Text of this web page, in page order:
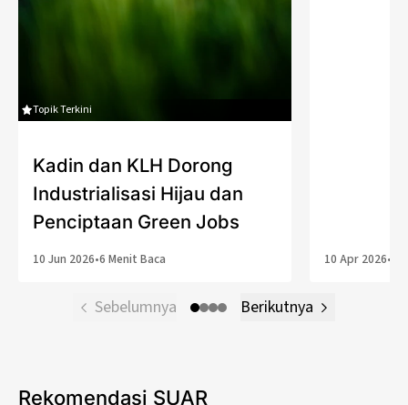
Topik Terkini
Kadin dan KLH Dorong
Industrialisasi Hijau dan
Penciptaan Green Jobs
10 Jun 2026•6 Menit Baca 10 Apr 2026•
Sebelumnya Berikutnya
Rekomendasi SUAR